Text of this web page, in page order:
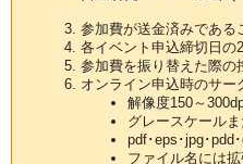
参加費が送金済みである
各イベント申込締切日の
参加費を振り替えた際の
オンライン申込時のサー
解像度150～
グレースケール
pdf･eps･jpg･pdd
ファイル名には